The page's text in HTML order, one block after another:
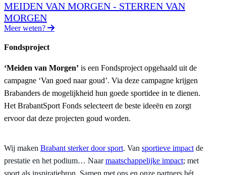
MEIDEN VAN MORGEN - STERREN VAN
MORGEN
Meer weten?
Fondsproject
‘Meiden van Morgen’ is een Fondsproject opgehaald uit de
campagne ‘Van goed naar goud’. Via deze campagne krijgen
Brabanders de mogelijkheid hun goede sportidee in te dienen.
Het BrabantSport Fonds selecteert de beste ideeën en zorgt
ervoor dat deze projecten goud worden.
Wij maken Brabant sterker door sport. Van sportieve impactde
prestatie en het podium… Naarmaatschappelijke impact; met